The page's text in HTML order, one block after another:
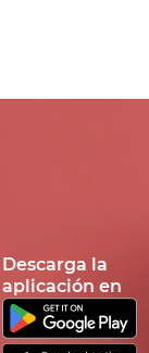
Descarga la
aplicación en